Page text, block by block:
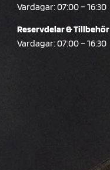
Vardagar: 07:00 – 16:30
Reservdelar & Tillbehör
Vardagar: 07:00 – 16:30